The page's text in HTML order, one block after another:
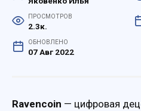
ПРОСМОТРОВ
2.3к.
ОБНОВЛЕНО
07 Авг 2022
Ravencoin — цифровая